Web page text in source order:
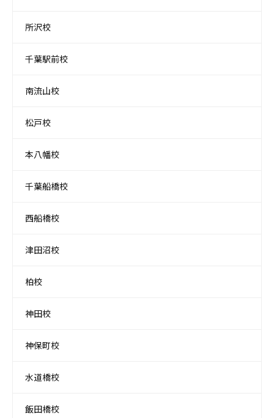
所沢校
千葉駅前校
南流山校
松戸校
本八幡校
千葉船橋校
西船橋校
津田沼校
柏校
神田校
神保町校
水道橋校
飯田橋校